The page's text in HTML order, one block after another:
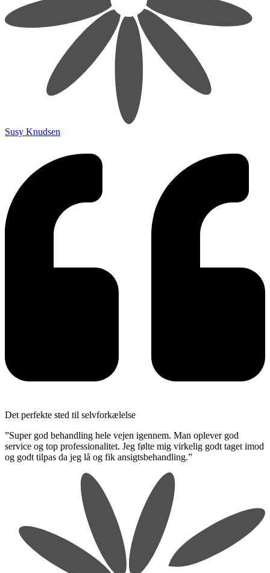
Susy Knudsen
Det perfekte sted til selvforkælelse
​”Super god behandling hele vejen igennem. Man oplever god
service og top professionalitet. Jeg følte mig virkelig godt taget imod
og godt tilpas da jeg lå og fik ansigtsbehandling.”